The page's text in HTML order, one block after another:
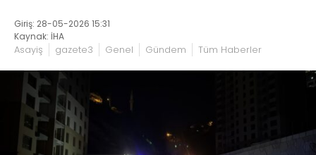
Giriş: 28-05-2026 15:31
Kaynak: İHA
Asayiş gazete3 Genel Gündem Tüm Haberler